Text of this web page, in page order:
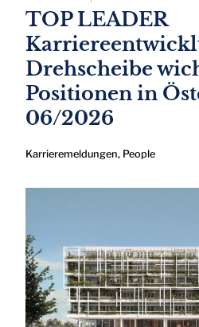
TOP LEADER
Drehscheibe
Positionen in
06/2026
Karrieremeldungen, People